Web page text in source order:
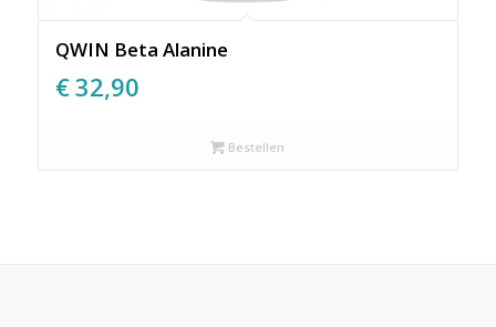
QWIN Beta Alanine
€32,90
Bestellen